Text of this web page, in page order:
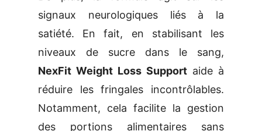
signaux neurologiques liés à la
satiété. En fait, en stabilisant les
niveaux de sucre dans le sang,
NexFit Weight Loss Support aide à
réduire les fringales incontrôlables.
Notamment, cela facilite la gestion
des portions alimentaires sans